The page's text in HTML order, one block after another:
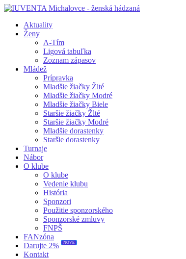
Aktuality
Ženy
A-Tím
Ligová tabuľka
Zoznam zápasov
Mládež
Prípravka
Mladšie žiačky Žlté
Mladšie žiačky Modré
Mladšie žiačky Biele
Staršie žiačky Žlté
Staršie žiačky Modré
Mladšie dorastenky
Staršie dorastenky
Turnaje
Nábor
O klube
O klube
Vedenie klubu
História
Sponzori
Použitie sponzorského
Sponzorské zmluvy
FNPŠ
FANzóna
Darujte 2%
NOVÉ
Kontakt